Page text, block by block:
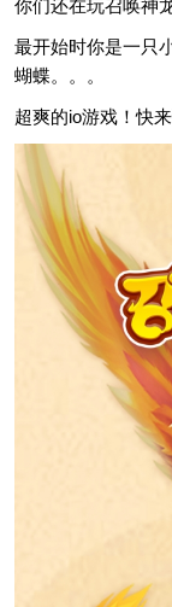
你们还在玩召唤神
最开始时你是一只
蝴蝶。。。
超爽的io游戏！快